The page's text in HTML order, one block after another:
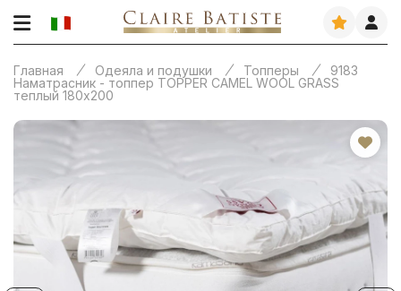
Главная Одеяла и подушки Топперы
9183
Наматрасник - топпер TOPPER CAMEL WOOL GRASS
теплый 180х200